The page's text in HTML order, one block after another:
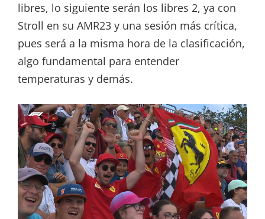
libres, lo siguiente serán los libres 2, ya con
Stroll en su AMR23 y una sesión más crítica,
pues será a la misma hora de la clasificación,
algo fundamental para entender
temperaturas y demás.